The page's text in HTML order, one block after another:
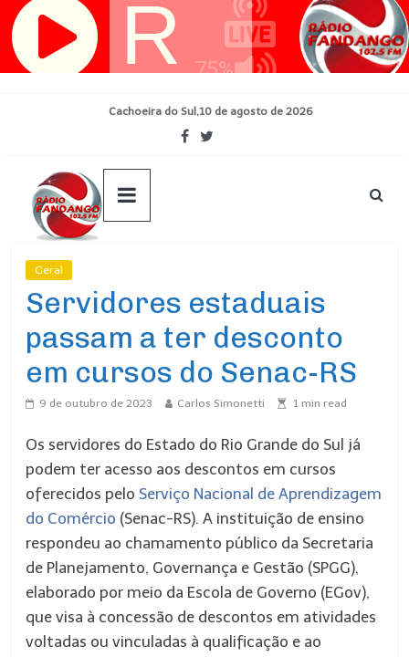
Pular
para
Cachoeira do Sul,10 de agosto de 2026
Geral
Servidores estaduais
passam a ter desconto
em cursos do Senac-RS
9 de outubro de 2023 Carlos Simonetti 1 min read
Os servidores do Estado do Rio Grande do Sul já
podem ter acesso aos descontos em cursos
oferecidos pelo Serviço Nacional de Aprendizagem
do Comércio (Senac-RS). A instituição de ensino
respondeu ao chamamento público da Secretaria
de Planejamento, Governança e Gestão (SPGG),
elaborado por meio da Escola de Governo (EGov),
que visa à concessão de descontos em atividades
voltadas ou vinculadas à qualificação e ao